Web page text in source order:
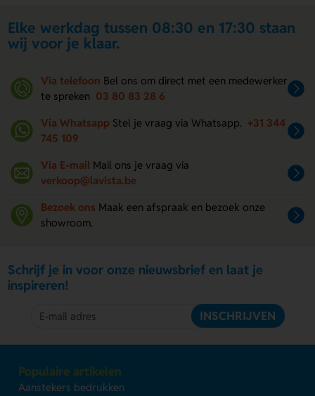
Elke werkdag tussen 08:30 en 17:30 staan
wij voor je klaar.
Via telefoon Bel ons om direct met een medewerker
te spreken 03 80 83 28 6
Via Whatsapp Stel je vraag via Whatsapp. +31 344
745 109
Via E-mail Mail ons je vraag via
verkoop@lavista.be
Bezoek ons Maak een afspraak en bezoek onze
showroom.
Schrijf je in voor onze nieuwsbrief en laat je
inspireren!
INSCHRIJVEN
Populaire artikelen
Aanstekers bedrukken